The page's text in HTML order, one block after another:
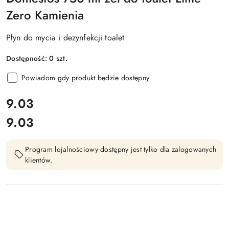
Zero Kamienia
Płyn do mycia i dezynfekcji toalet
Dostępność:0 szt.
Powiadom gdy produkt będzie dostępny
cena:
9.03
Cena:
9.03
Program lojalnościowy dostępny jest tylko dla zalogowanych
klientów.